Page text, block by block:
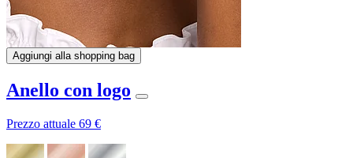
Aggiungi alla shopping bag
Anello con logo
Prezzo attuale 69 €